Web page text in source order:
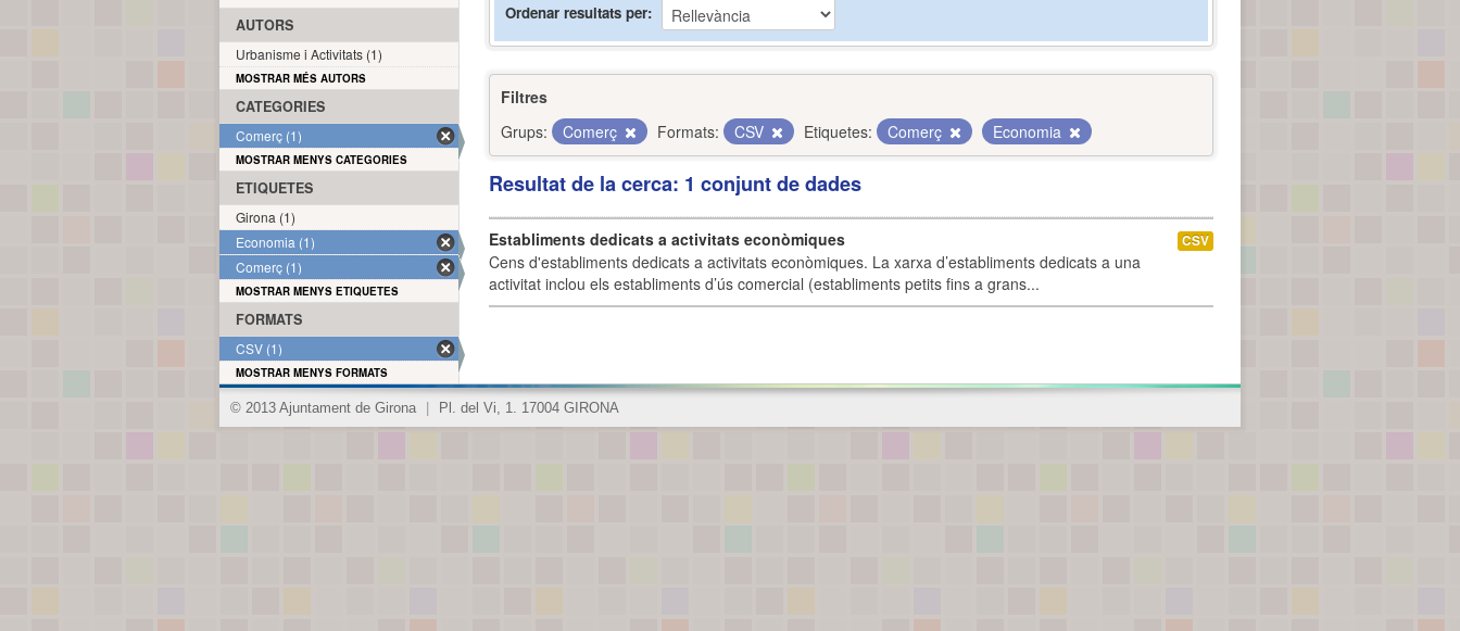
Ordenar resultats per
Filtres
Grups:
Comerç Formats: CSV Etiquetes: Comerç Economia
Resultat de la cerca: 1 conjunt de dades
Establiments dedicats a activitats econòmiques
Cens d'establiments dedicats a activitats econòmiques. La xarxa d’establiments dedicats a una
activitat inclou els establiments d’ús comercial (establiments petits fins a grans...
CSV
AUTORS
Urbanisme i Activitats (1)
MOSTRAR MÉS AUTORS
CATEGORIES
Comerç (1)
MOSTRAR MENYS CATEGORIES
ETIQUETES
Girona (1)
Economia (1)
Comerç (1)
MOSTRAR MENYS ETIQUETES
FORMATS
CSV (1)
MOSTRAR MENYS FORMATS
© 2013 Ajuntament de Girona Pl. del Vi, 1. 17004 GIRONA